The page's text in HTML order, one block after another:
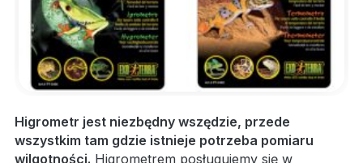
Higrometr jest niezbędny wszędzie, przede
wszystkim tam gdzie istnieje potrzeba pomiaru
wilgotności. Higrometrem posługujemy się w